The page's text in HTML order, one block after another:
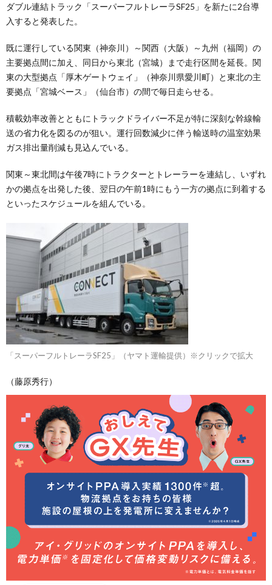
ダブル連結トラック「スーパーフルトレーラSF25」を新たに2台導
入すると発表した。
既に運行している関東（神奈川）～関西（大阪）～九州（福岡）の
主要拠点間に加え、同日から東北（宮城）まで走行区間を延長。関
東の大型拠点「厚木ゲートウェイ」（神奈川県愛川町）と東北の主
要拠点「宮城ベース」（仙台市）の間で毎日走らせる。
積載効率改善とともにトラックドライバー不足が特に深刻な幹線輸
送の省力化を図るのが狙い。運行回数減少に伴う輸送時の温室効果
ガス排出量削減も見込んでいる。
関東～東北間は午後7時にトラクターとトレーラーを連結し、いずれ
かの拠点を出発した後、翌日の午前1時にもう一方の拠点に到着する
といったスケジュールを組んでいる。
「スーパーフルトレーラSF25」（ヤマト運輸提供）※クリックで拡大
（藤原秀行）